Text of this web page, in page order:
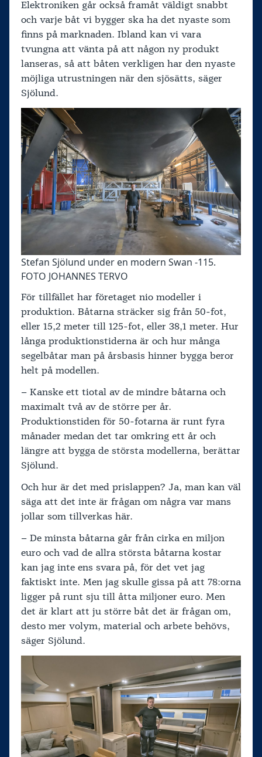
Elektroniken går också framåt väldigt snabbt
och varje båt vi bygger ska ha det nyaste som
finns på marknaden. Ibland kan vi vara
tvungna att vänta på att någon ny produkt
lanseras, så att båten verkligen har den nyaste
möjliga utrustningen när den sjösätts, säger
Sjölund.
Stefan Sjölund under en modern Swan -115.
FOTO JOHANNES TERVO
För tillfället har företaget nio modeller i
produktion. Båtarna sträcker sig från 50-fot,
eller 15,2 meter till 125-fot, eller 38,1 meter. Hur
långa produktionstiderna är och hur många
segelbåtar man på årsbasis hinner bygga beror
helt på modellen.
– Kanske ett tiotal av de mindre båtarna och
maximalt två av de större per år.
Produktionstiden för 50-fotarna är runt fyra
månader medan det tar omkring ett år och
längre att bygga de största modellerna, berättar
Sjölund.
Och hur är det med prislappen? Ja, man kan väl
säga att det inte är frågan om några var mans
jollar som tillverkas här.
– De minsta båtarna går från cirka en miljon
euro och vad de allra största båtarna kostar
kan jag inte ens svara på, för det vet jag
faktiskt inte. Men jag skulle gissa på att 78:orna
ligger på runt sju till åtta miljoner euro. Men
det är klart att ju större båt det är frågan om,
desto mer volym, material och arbete behövs,
säger Sjölund.